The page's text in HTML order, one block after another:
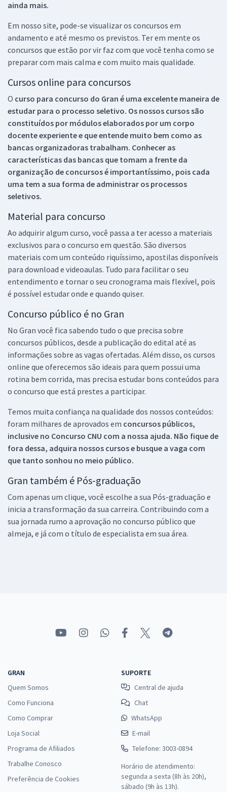
ainda mais.
Em nosso site, pode-se visualizar os concursos em
andamento e até mesmo os previstos. Ter em mente os
concursos que estão por vir faz com que você tenha como se
preparar com mais calma e com muito mais qualidade.
Cursos online para concursos
O curso para concurso do Gran é uma excelente maneira de
estudar para o processo seletivo. Os nossos cursos são
constituídos por módulos elaborados por um corpo
docente experiente e que entende muito bem como as
bancas organizadoras trabalham. Conhecer as
características das bancas que tomam a frente da
organização de concursos é importantíssimo, pois cada
uma tem a sua forma de administrar os processos
seletivos.
Material para concurso
Ao adquirir algum curso, você passa a ter acesso a materiais
exclusivos para o concurso em questão. São diversos
materiais com um conteúdo riquíssimo, apostilas disponíveis
para download e videoaulas. Tudo para facilitar o seu
entendimento e tornar o seu cronograma mais flexível, pois
é possível estudar onde e quando quiser.
Concurso público é no Gran
No Gran você fica sabendo tudo o que precisa sobre
concursos públicos, desde a publicação do edital até as
informações sobre as vagas ofertadas. Além disso, os cursos
online que oferecemos são ideais para quem possui uma
rotina bem corrida, mas precisa estudar bons conteúdos para
o concurso que está prestes a participar.
Temos muita confiança na qualidade dos nossos conteúdos:
foram milhares de aprovados em concursos públicos,
inclusive no Concurso CNU com a nossa ajuda. Não fique de
fora dessa, adquira nossos cursos e busque a vaga com
que tanto sonhou no meio público.
Gran também é Pós-graduação
Com apenas um clique, você escolhe a sua Pós-graduação e
inicia a transformação da sua carreira. Contribuindo com a
sua jornada rumo a aprovação no concurso público que
almeja, e já com o título de especialista em sua área.
GRAN
Quem Somos
Como Funciona
Como Comprar
Loja Social
Programa de Afiliados
Trabalhe Conosco
Preferência de Cookies
SUPORTE
Central de ajuda
Chat
WhatsApp
E-mail
Telefone: 3003-0894
Horário de atendimento:
segunda a sexta (8h às 20h),
sábado (9h às 13h).